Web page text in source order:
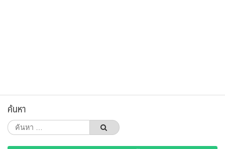
ค้นหา
ค้นหา
สำหรับ: